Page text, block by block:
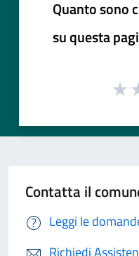
Quanto sono
su questa
Contatta il
Leggi le